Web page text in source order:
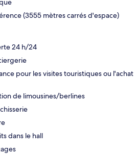
(3555 mètres carrés d'espace)
24 h/24
pour les visites touristiques ou l'achat
de limousines/berlines
dans le hall